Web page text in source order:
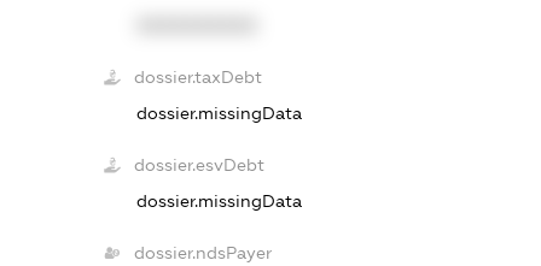
dossier.taxDebt
dossier.missingData
dossier.esvDebt
dossier.missingData
dossier.ndsPayer